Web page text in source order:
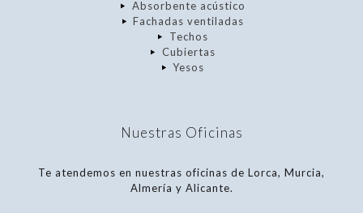
Absorbente acústico
Fachadas ventiladas
Techos
Cubiertas
Yesos
Nuestras Oficinas
Te atendemos en nuestras oficinas de Lorca, Murcia,
Almería y Alicante.